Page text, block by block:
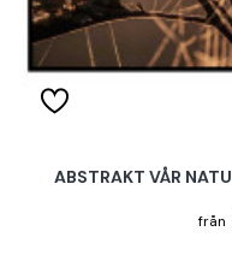
ABSTRAKT VÅR